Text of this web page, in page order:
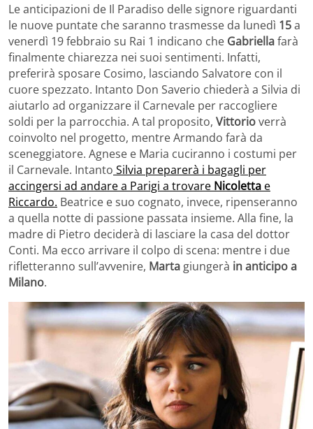
Le anticipazioni de Il Paradiso delle signore riguardanti
le nuove puntate che saranno trasmesse da lunedì 15a
venerdì 19 febbraio su Rai 1 indicano che Gabriellafarà
finalmente chiarezza nei suoi sentimenti. Infatti,
preferirà sposare Cosimo, lasciando Salvatore con il
cuore spezzato. Intanto Don Saverio chiederà a Silvia di
aiutarlo ad organizzare il Carnevale per raccogliere
soldi per la parrocchia. A tal proposito, Vittorioverrà
coinvolto nel progetto, mentre Armando farà da
sceneggiatore. Agnese e Maria cuciranno i costumi per
il Carnevale. Intanto Silvia preparerà i bagagli per
accingersi ad andare a Parigi a trovare Nicoletta e
Riccardo. Beatrice e suo cognato, invece, ripenseranno
a quella notte di passione passata insieme. Alla fine, la
madre di Pietro deciderà di lasciare la casa del dottor
Conti. Ma ecco arrivare il colpo di scena: mentre i due
rifletteranno sull’avvenire, Marta giungerà in anticipo a
Milano.